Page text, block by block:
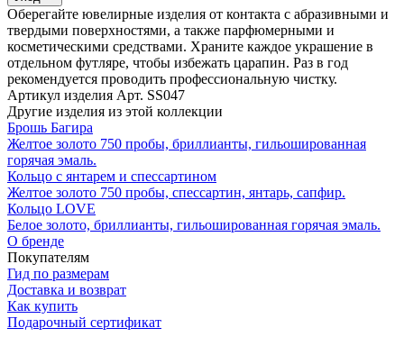
Оберегайте ювелирные изделия от контакта с абразивными и
твердыми поверхностями, а также парфюмерными и
косметическими средствами. Храните каждое украшение в
отдельном футляре, чтобы избежать царапин. Раз в год
рекомендуется проводить профессиональную чистку.
Артикул изделия Арт. SS047
Другие изделия из этой коллекции
Брошь Багира
Желтое золото 750 пробы, бриллианты, гильошированная
горячая эмаль.
Кольцо с янтарем и спессартином
Желтое золото 750 пробы, спессартин, янтарь, сапфир.
Кольцо LOVE
Белое золото, бриллианты, гильошированная горячая эмаль.
О бренде
Покупателям
Гид по размерам
Доставка и возврат
Как купить
Подарочный сертификат